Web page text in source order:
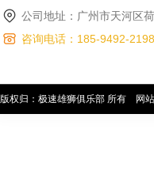
公司地址：广州市天河区
咨询电话：185-9492-2198
版权归：极速雄狮俱乐部 所有 网